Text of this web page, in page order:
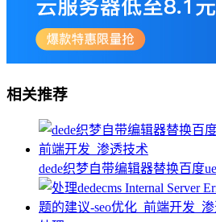
相关推荐
dede织梦自带编辑器替换百度